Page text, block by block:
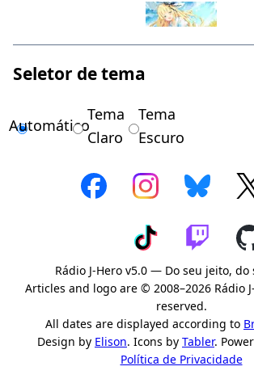
Seletor de tema
Automático
Tema
Claro
Tema
Escuro
Rádio J-Hero v5.0 — Do seu jeito, do
Articles and logo are © 2008–2026 Rádio
reserved.
All dates are displayed according to
Design by Elison. Icons by Tabler.
Política de Privacidade